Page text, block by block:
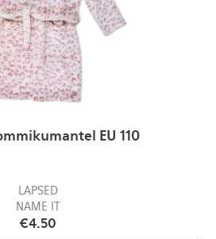
EU 110
LAPSED
NAME IT
€4.50